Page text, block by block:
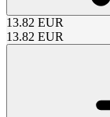
13.82 EUR
13.82 EUR